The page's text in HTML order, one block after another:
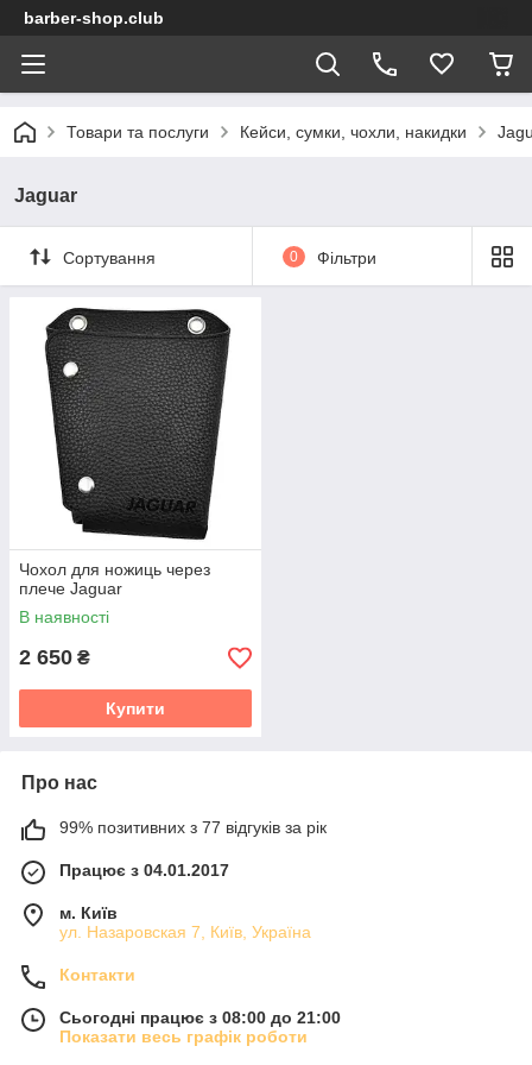
barber-shop.club
Товари та послуги Кейси, сумки, чохли, накидки
Jaguar
Сортування 0 Фільтри
Чохол для ножиць через
плече Jaguar
В наявності
2 650 ₴
Купити
Про нас
99% позитивних з 77 відгуків за рік
Працює з 04.01.2017
м. Київ
ул. Назаровская 7, Київ, Україна
Контакти
Сьогодні працює з 08:00 до 21:00
Показати весь графік роботи